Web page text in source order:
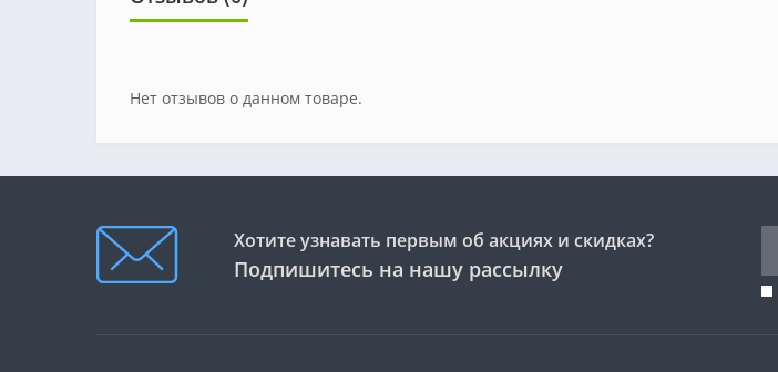
Нет отзывов о данном товаре.
Хотите узнавать первым об акциях и скидках?
Подпишитесь на нашу рассылку